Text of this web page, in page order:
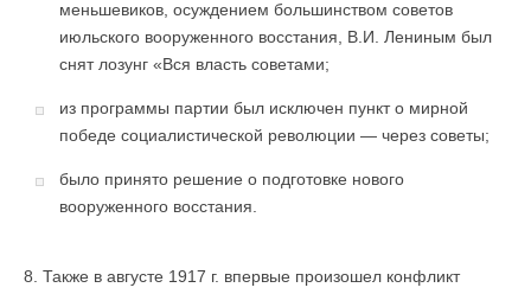
меньшевиков, осуждением большинством советов
июльского вооруженного восстания, В.И. Лениным был
снят лозунг «Вся власть советами;
из программы партии был исключен пункт о мирной
победе социалистической революции — через советы;
было принято решение о подготовке нового
вооруженного вос­стания.
8. Также в августе 1917 г. впервые произошел конфликт